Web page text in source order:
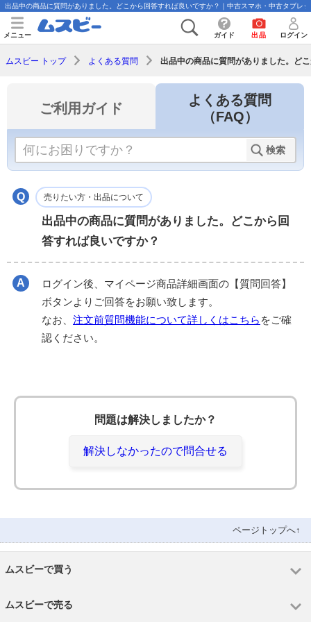
出品中の商品に質問がありました。どこから回答すれば良いですか？｜中古スマホ・中古タブレ
メニュー ガイド 出品 ログイン
ムスビー トップ よくある質問 出品中の商品に質問がありました。ど
ご利用ガイド
よくある質問
（FAQ）
検索
売りたい方・出品について
出品中の商品に質問がありました。どこから回
答すれば良いですか？
ログイン後、マイページ商品詳細画面の【質問回答】
ボタンよりご回答をお願い致します。
なお、 注文前質問機能について詳しくはこちら をご確
認ください。
問題は解決しましたか？
解決しなかったので問合せる
ページトップへ↑
ムスビーで買う
ムスビーで売る